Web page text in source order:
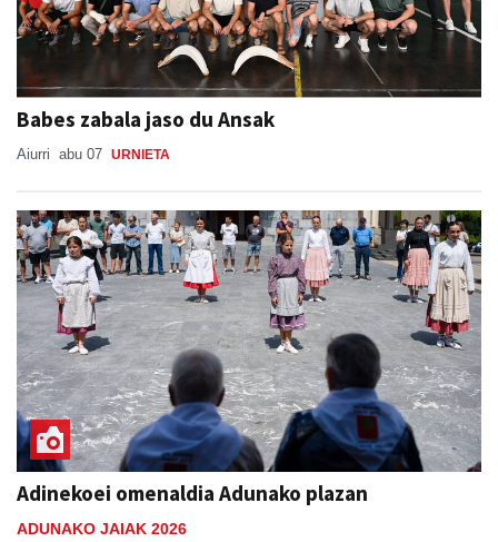
Babes zabala jaso du Ansak
Aiurri abu 07 URNIETA
Adinekoei omenaldia Adunako plazan
ADUNAKO JAIAK 2026